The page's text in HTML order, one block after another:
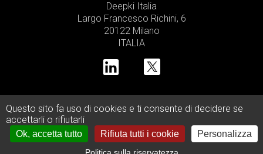
Deepki Italia
Largo Francesco Richini, 6
20122 Milano
ITALIA
© Copyright 2026 Deepki SAS •
Privacy Policy
Cookies Policy Legal Notice
Questo sito fa uso di cookies e ti consente di decidere se
accettarli o rifiutarli
Ok, accetta tutto Rifiuta tutti i cookie Personalizza